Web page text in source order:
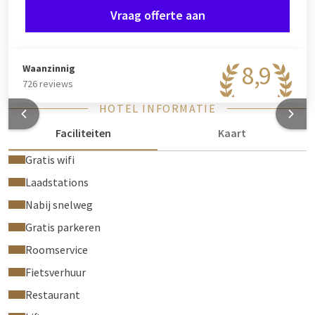
Vraag offerte aan
8,9
Waanzinnig
726 reviews
HOTEL INFORMATIE
Faciliteiten
Kaart
Gratis wifi
Laadstations
Nabij snelweg
Gratis parkeren
Roomservice
Fietsverhuur
Restaurant